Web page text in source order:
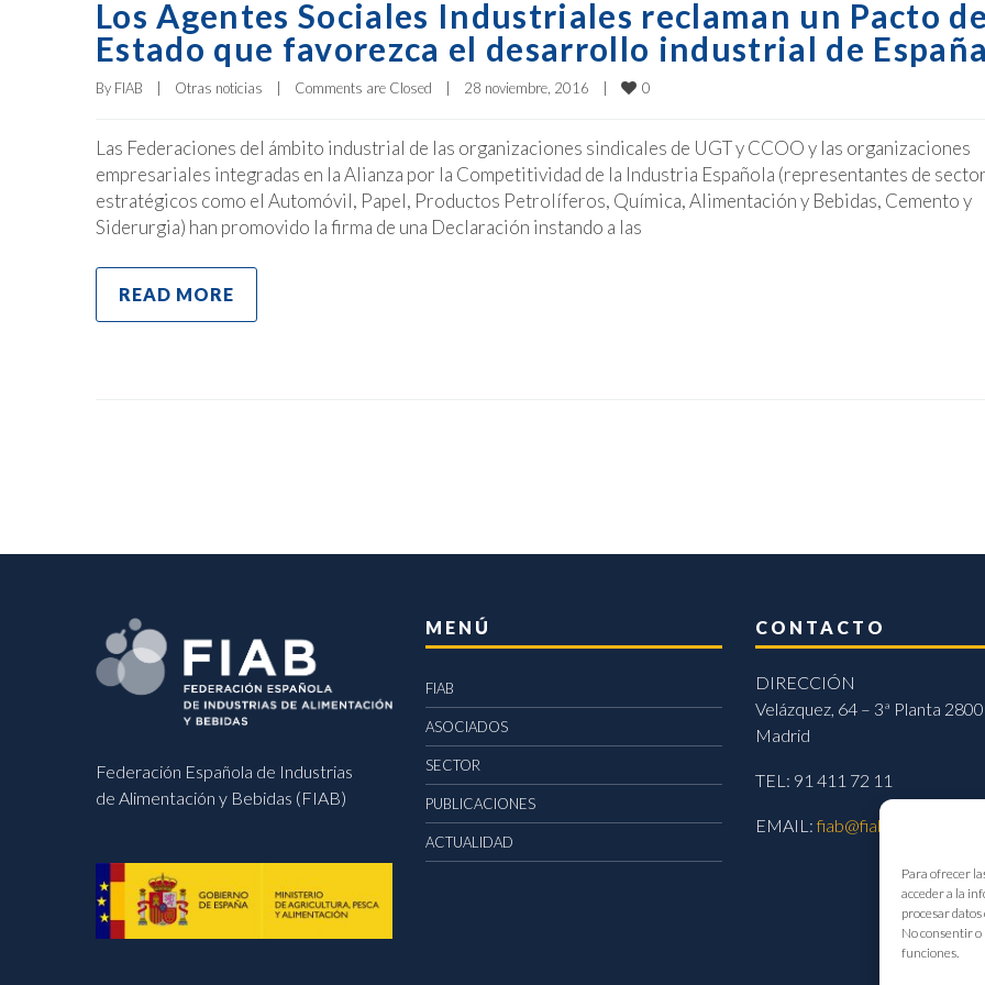
Para ofrecer
acceder a la
procesar
No consentir
funciones.
Los Agentes Sociales Industriales reclaman un Pacto de
Estado que favorezca el desarrollo industrial de España
By FIAB Otras noticias Comments are Closed 28 noviembre, 2016 0
Las Federaciones del ámbito industrial de las organizaciones sindicales de UGT y CCOO y las organizaciones
empresariales integradas en la Alianza por la Competitividad de la Industria Española (representantes de
estratégicos como el Automóvil, Papel, Productos Petrolíferos, Química, Alimentación y Bebidas, Cemento y
Siderurgia) han promovido la firma de una Declaración instando a las
READ MORE
Federación Española de Industrias
de Alimentación y Bebidas (FIAB)
MENÚ
FIAB
ASOCIADOS
SECTOR
PUBLICACIONES
ACTUALIDAD
CONTACTO
DIRECCIÓN
Velázquez, 64 – 3ª Planta
Madrid
TEL: 91 411 72 11
EMAIL:fiab@fiab.es